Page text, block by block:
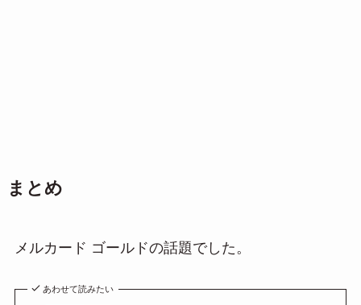
まとめ
メルカード ゴールドの話題でした。
あわせて読みたい